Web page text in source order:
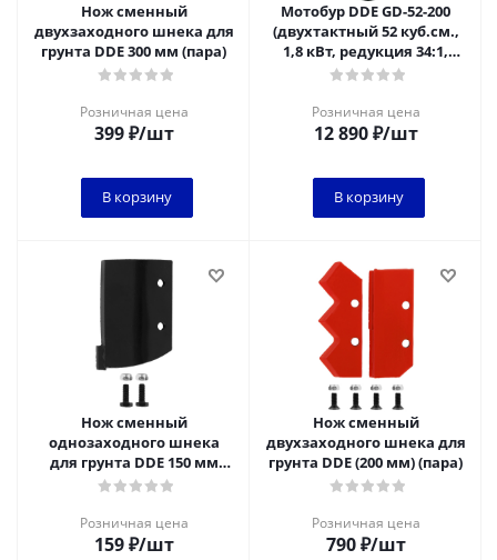
Нож сменный
двухзаходного шнека для
грунта DDE 300 мм (пара)
Розничная цена
399₽/шт
В корзину
Мотобур DDE GD-52-200
(двухтактный 52 куб.см.,
1,8 кВт, редукция 34:1,
масса 9,8 кг, макс.
Розничная цена
12 890₽/шт
В корзину
Нож сменный
однозаходного шнека
для грунта DDE 150 мм
(один)
Розничная цена
159₽/шт
Нож сменный
двухзаходного шнека для
грунта DDE (200 мм) (пара)
Розничная цена
790₽/шт